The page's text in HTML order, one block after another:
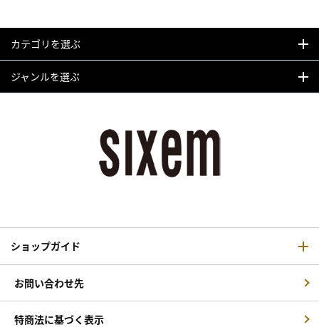
カテゴリを選ぶ
ジャンルを選ぶ
ショップガイド
お問い合わせ先
特商法に基づく表示